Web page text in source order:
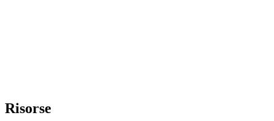
Risorse